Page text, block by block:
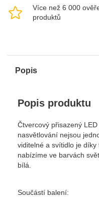
Více než 6 000
produktů
Popis
Popis produktu
Čtvercový přisazený
nasvětlování nejsou
viditelné a svítidlo je
nabízíme ve barvách
bílá.
Součástí balení: